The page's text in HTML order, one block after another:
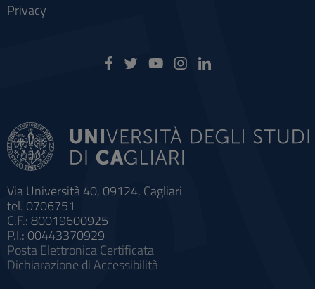
Via Università 40, 09124, Cagliari
tel. 0706751
C.F.: 80019600925
P.I.: 00443370929
Posta Elettronica Certificata
Dichiarazione di Accessibilità
Privacy